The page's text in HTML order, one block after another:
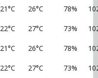
21°C 26°C 78%
22°C 27°C 73%
21°C 26°C 78%
22°C 27°C 73%